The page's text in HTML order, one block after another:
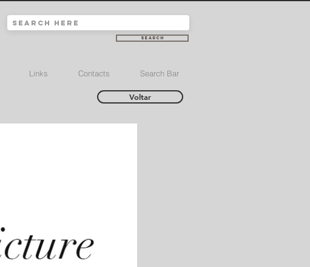
Search
Links Contacts Search Bar
Voltar